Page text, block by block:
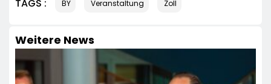
TAGS : BY Veranstaltung Zoll
Weitere News